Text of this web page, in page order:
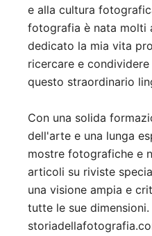
e alla cultura
fotografia è nata molti
dedicato la mia vita
ricercare e
questo straordinario
Con una solida
dell'arte e una lunga
mostre fotografiche e
articoli su riviste
una visione ampia e
tutte le sue dimensioni.